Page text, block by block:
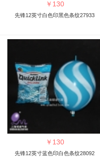
￥ 130
先锋12英寸白色印黑色条纹27933
￥ 130
先锋12英寸蓝色印白色条纹28092